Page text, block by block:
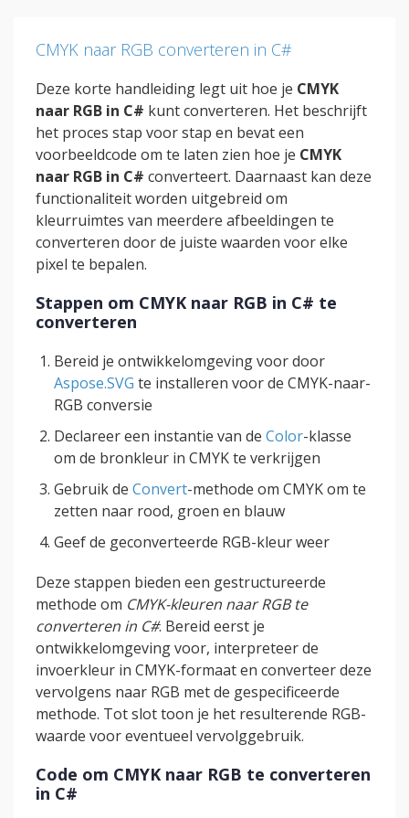
CMYK naar RGB converteren in C#
Deze korte handleiding legt uit hoe je CMYK
naar RGB in C# kunt converteren. Het beschrijft
het proces stap voor stap en bevat een
voorbeeldcode om te laten zien hoe je CMYK
naar RGB in C# converteert. Daarnaast kan deze
functionaliteit worden uitgebreid om
kleurruimtes van meerdere afbeeldingen te
converteren door de juiste waarden voor elke
pixel te bepalen.
Stappen om CMYK naar RGB in C# te
converteren
Bereid je ontwikkelomgeving voor door
Aspose.SVG te installeren voor de CMYK-naar-
RGB conversie
Declareer een instantie van de Color-klasse
om de bronkleur in CMYK te verkrijgen
Gebruik de Convert-methode om CMYK om te
zetten naar rood, groen en blauw
Geef de geconverteerde RGB-kleur weer
Deze stappen bieden een gestructureerde
methode om CMYK-kleuren naar RGB te
converteren in C#. Bereid eerst je
ontwikkelomgeving voor, interpreteer de
invoerkleur in CMYK-formaat en converteer deze
vervolgens naar RGB met de gespecificeerde
methode. Tot slot toon je het resulterende RGB-
waarde voor eventueel vervolggebruik.
Code om CMYK naar RGB te converteren
in C#